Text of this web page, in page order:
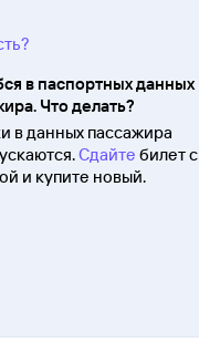
в паспортных данных
Что делать?
в данных пассажира
Сдайте билет с
и купите новый.